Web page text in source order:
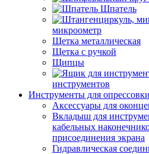
Шпатель
микроометр
Щетка металлическая
Щетка с ручкой
Щипцы
инструментов
Инструменты для
Аксессуары для
Вкладыш для
кабельных
присоединения экрана
Гидравлическая